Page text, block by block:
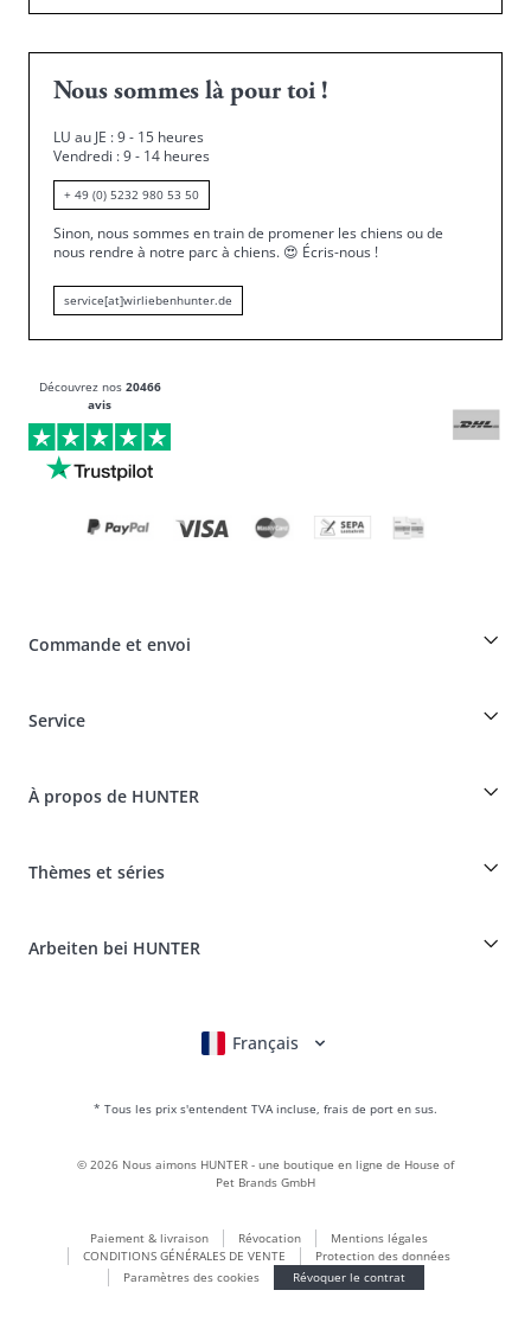
Nous sommes là pour toi !
LU au JE : 9 - 15 heures
Vendredi : 9 - 14 heures
+ 49 (0) 5232 980 53 50
Sinon, nous sommes en train de promener les chiens ou de
nous rendre à notre parc à chiens. 😍 Écris-nous !
service[at]wirliebenhunter.de
Découvrez nos 20466
avis
Commande et envoi
Spéciaux pour les professionnels du chien
Informations sur la livraison
Réclamer et renvoyer des produits
Service
Tableau des races
Assurance maladie pour animaux
À propos de HUNTER
It*s a family Business
Le cuir est notre passion
Thèmes et séries
BVB Dortmund
Monde des cadeaux
Vêtements pour chiens
Maldon
Arbeiten bei HUNTER
* Tous les prix s'entendent TVA incluse, frais de port en sus.
Deutsch
English
Italiano
Nederlands
Français
Paiement & livraison Révocation
Mentions légales
CONDITIONS GÉNÉRALES DE VENTE
Protection des données
Paramètres des cookies
Révoquer le contrat
© 2026 Nous aimons HUNTER - une boutique en ligne de House of
Pet Brands GmbH